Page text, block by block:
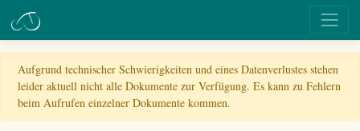
Aufgrund technischer Schwierigkeiten und eines Datenverlustes stehen
leider aktuell nicht alle Dokumente zur Verfügung. Es kann zu Fehlern
beim Aufrufen einzelner Dokumente kommen.